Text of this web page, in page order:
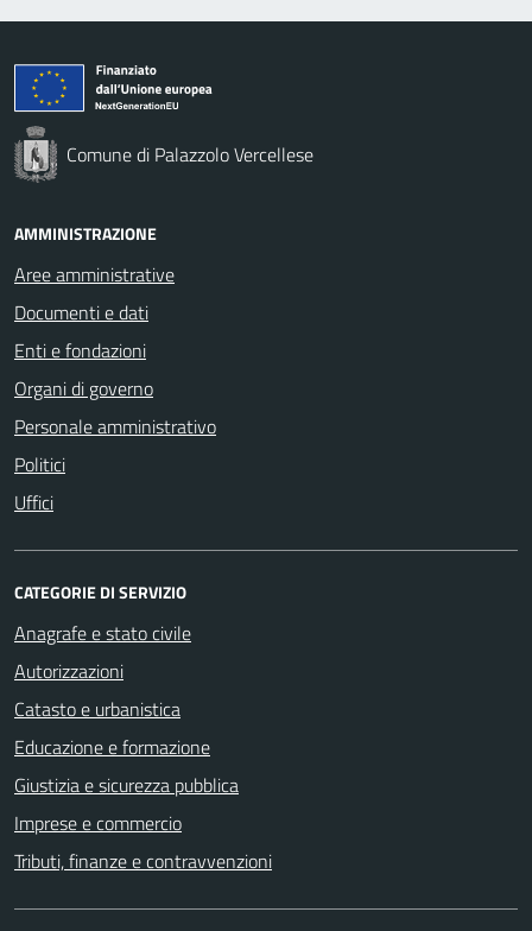
Comune di Palazzolo Vercellese
AMMINISTRAZIONE
Aree amministrative
Documenti e dati
Enti e fondazioni
Organi di governo
Personale amministrativo
Politici
Uffici
CATEGORIE DI SERVIZIO
Anagrafe e stato civile
Autorizzazioni
Catasto e urbanistica
Educazione e formazione
Giustizia e sicurezza pubblica
Imprese e commercio
Tributi, finanze e contravvenzioni